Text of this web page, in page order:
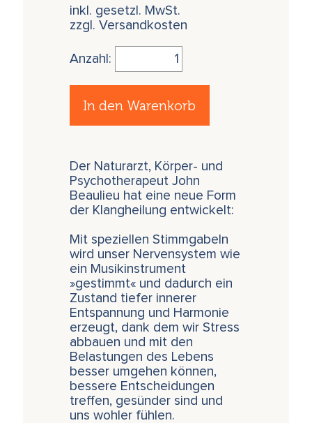
inkl. gesetzl. MwSt.
zzgl. Versandkosten
Anzahl:
In den Warenkorb
Der Naturarzt, Körper- und
Psychotherapeut John
Beaulieu hat eine neue Form
der Klangheilung entwickelt:
Mit speziellen Stimmgabeln
wird unser Nervensystem wie
ein Musikinstrument
»gestimmt« und dadurch ein
Zustand tiefer innerer
Entspannung und Harmonie
erzeugt, dank dem wir Stress
abbauen und mit den
Belastungen des Lebens
besser umgehen können,
bessere Entscheidungen
treffen, gesünder sind und
uns wohler fühlen.